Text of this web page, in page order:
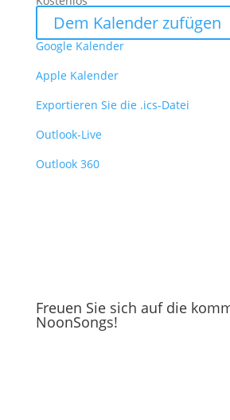
Dem Kalender zufügen
Google Kalender
Apple Kalender
Exportieren Sie die .ics-Datei
Outlook-Live
Outlook 360
Freuen Sie sich auf die
NoonSongs!